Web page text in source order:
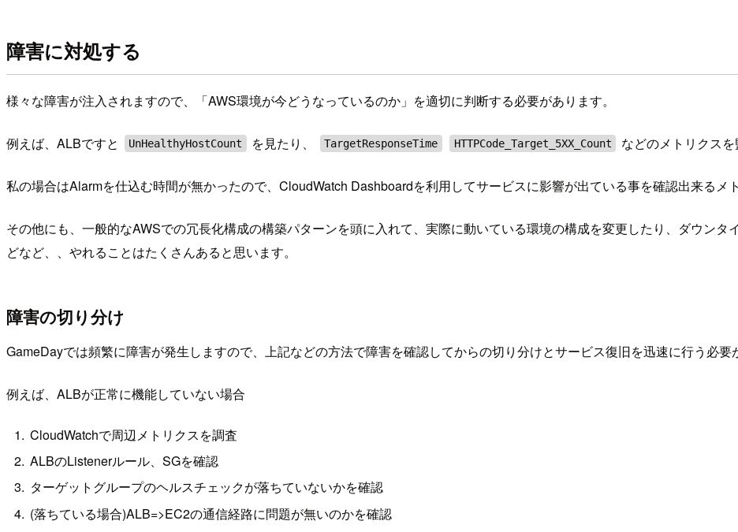
障害に対処する
様々な障害が注入されますので、「AWS環境が今どうなっているのか」を適切に判断する必要があります。
例えば、ALBですと UnHealthyHostCount を見たり、 TargetResponseTime HTTPCode_Target_5XX_Count などのメトリクスを
私の場合はAlarmを仕込む時間が無かったので、CloudWatch Dashboardを利用してサービスに影響が出ている事を確認出来るメ
その他にも、一般的なAWSでの冗長化構成の構築パターンを頭に入れて、実際に動いている環境の構成を変更したり、ダウン
どなど、、やれることはたくさんあると思います。
障害の切り分け
GameDayでは頻繁に障害が発生しますので、上記などの方法で障害を確認してからの切り分けとサービス復旧を迅速に行う必要
例えば、ALBが正常に機能していない場合
CloudWatchで周辺メトリクスを調査
ALBのListenerルール、SGを確認
ターゲットグループのヘルスチェックが落ちていないかを確認
(落ちている場合)ALB=>EC2の通信経路に問題が無いのかを確認